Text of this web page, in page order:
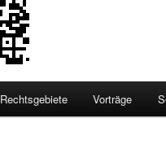
Rechtsgebiete Vorträge